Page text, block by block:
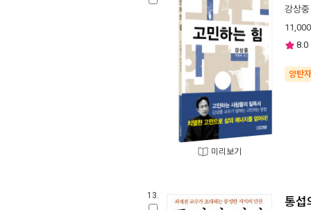
미리보기
강상중
11,000
8.0
양탄
13. 통섭